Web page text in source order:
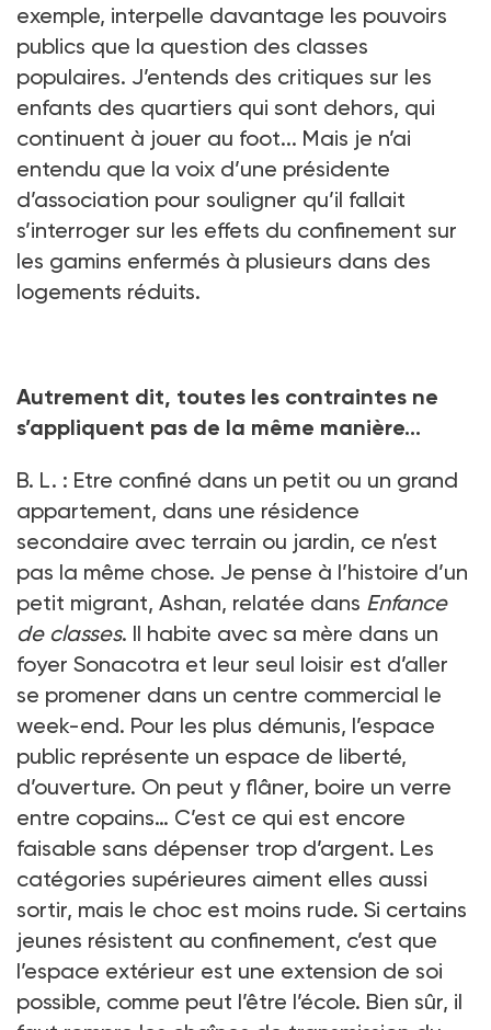
exemple, interpelle davantage les pouvoirs
publics que la question des classes
populaires. J’entends des critiques sur les
enfants des quartiers qui sont dehors, qui
continuent à jouer au foot... Mais je n’ai
entendu que la voix d’une présidente
d’association pour souligner qu’il fallait
s’interroger sur les effets du confinement sur
les gamins enfermés à plusieurs dans des
logements réduits.
Autrement dit, toutes les contraintes ne
s’appliquent pas de la même manière…
B. L. : Etre confiné dans un petit ou un grand
appartement, dans une résidence
secondaire avec terrain ou jardin, ce n’est
pas la même chose. Je pense à l’histoire d’un
petit migrant, Ashan, relatée dans Enfance
de classes. Il habite avec sa mère dans un
foyer Sonacotra et leur seul loisir est d’aller
se promener dans un centre commercial le
week-end. Pour les plus démunis, l’espace
public représente un espace de liberté,
d’ouverture. On peut y flâner, boire un verre
entre copains… C’est ce qui est encore
faisable sans dépenser trop d’argent. Les
catégories supérieures aiment elles aussi
sortir, mais le choc est moins rude. Si certains
jeunes résistent au confinement, c’est que
l’espace extérieur est une extension de soi
possible, comme peut l’être l’école. Bien sûr, il